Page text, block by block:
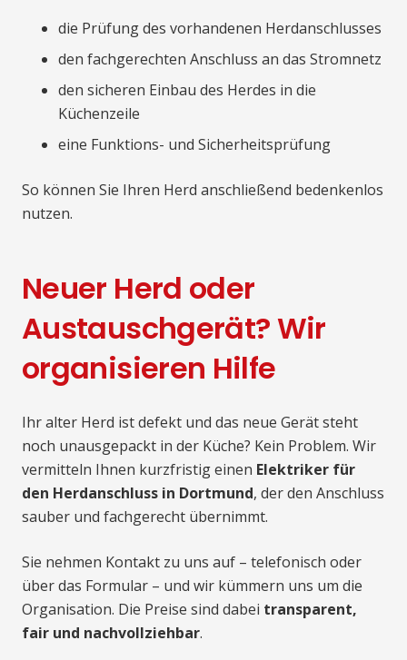
die Prüfung des vorhandenen Herdanschlusses
den fachgerechten Anschluss an das Stromnetz
den sicheren Einbau des Herdes in die
Küchenzeile
eine Funktions- und Sicherheitsprüfung
So können Sie Ihren Herd anschließend bedenkenlos
nutzen.
Neuer Herd oder
Austauschgerät? Wir
organisieren Hilfe
Ihr alter Herd ist defekt und das neue Gerät steht
noch unausgepackt in der Küche? Kein Problem. Wir
vermitteln Ihnen kurzfristig einen Elektriker für
den Herdanschluss in Dortmund, der den Anschluss
sauber und fachgerecht übernimmt.
Sie nehmen Kontakt zu uns auf – telefonisch oder
über das Formular – und wir kümmern uns um die
Organisation. Die Preise sind dabei transparent,
fair und nachvollziehbar.